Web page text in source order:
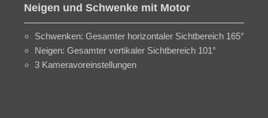
Neigen und Schwenke mit Motor
Schwenken: Gesamter horizontaler Sichtbereich 165°
Neigen: Gesamter vertikaler Sichtbereich 101°
3 Kameravoreinstellungen